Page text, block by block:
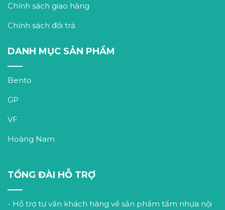
Chính sách giao hàng
Chính sách đổi trả
DANH MỤC SẢN PHẨM
Bento
GP
VF
Hoàng Nam
TỔNG ĐÀI HỖ TRỢ
- Hỗ trợ tư vấn khách hàng về sản phẩm tấm nhựa nội